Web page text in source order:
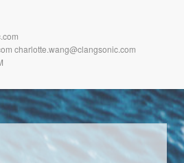
charlotte.wang@clangsonic.com